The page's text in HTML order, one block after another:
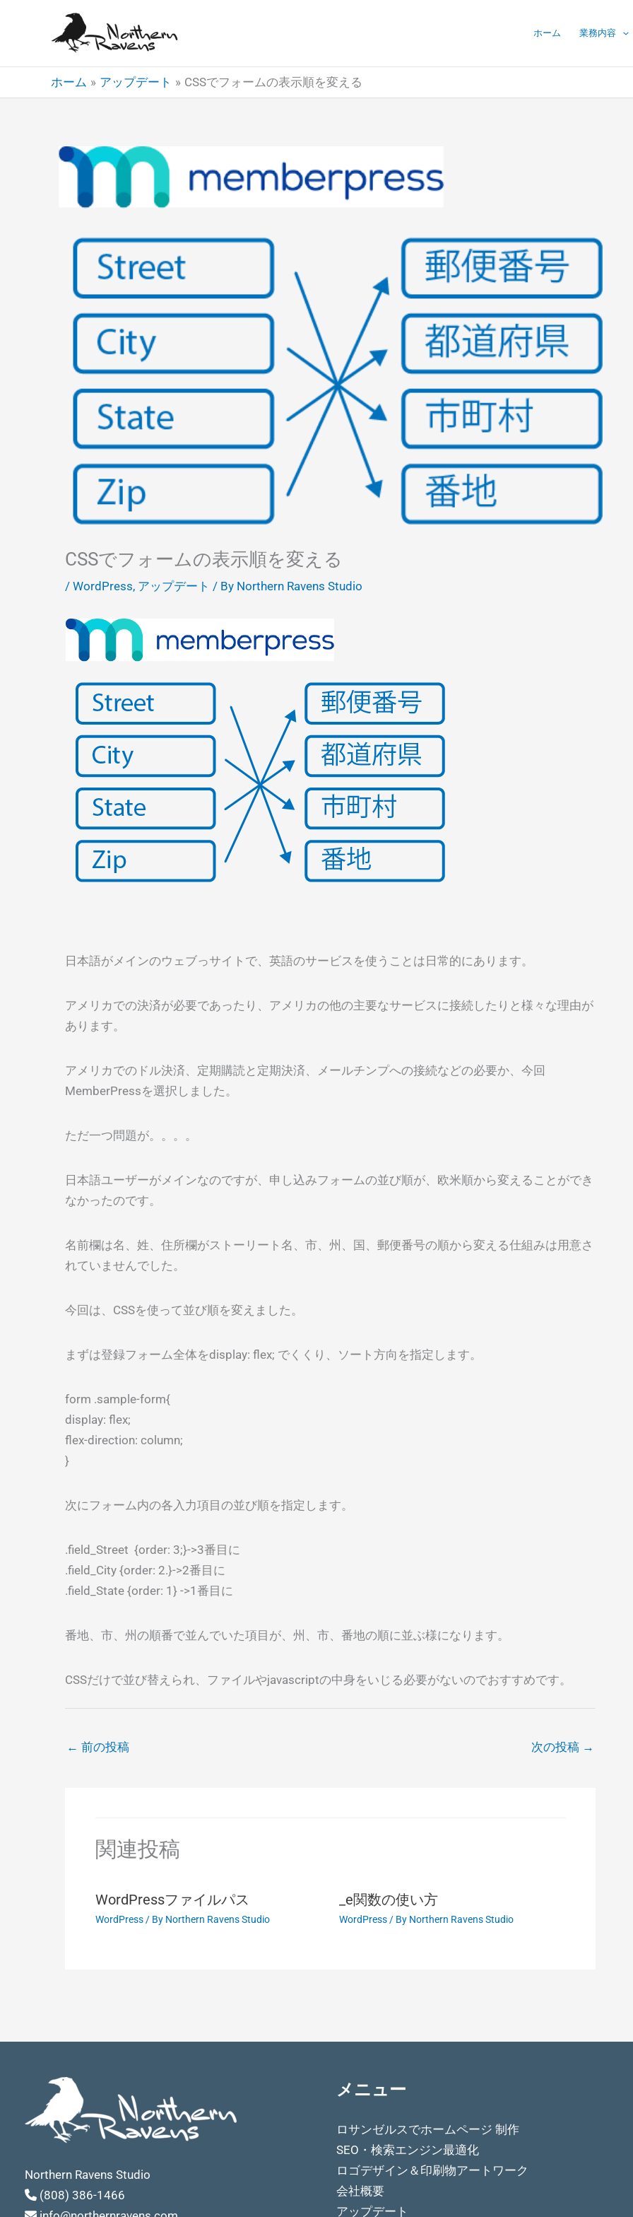
ス
ホーム 業務内容
ホーム アップデート CSSでフォームの表示順を変える
CSSでフォームの表示順を変える
/ WordPress, アップデート / By Northern Ravens Studio
日本語がメインのウェブっサイトで、英語のサービスを使うことは日常的にあります。
アメリカでの決済が必要であったり、アメリカの他の主要なサービスに接続したりと様々な理由が
あります。
アメリカでのドル決済、定期購読と定期決済、メールチンプへの接続などの必要か、今回
MemberPressを選択しました。
ただ一つ問題が。。。。
日本語ユーザーがメインなのですが、申し込みフォームの並び順が、欧米順から変えることができ
なかったのです。
名前欄は名、姓、住所欄がストーリート名、市、州、国、郵便番号の順から変える仕組みは用意さ
れていませんでした。
今回は、CSSを使って並び順を変えました。
まずは登録フォーム全体をdisplay: flex; でくくり、ソート方向を指定します。
form .sample-form{
display: flex;
flex-direction: column;
}
次にフォーム内の各入力項目の並び順を指定します。
.field_Street {order: 3;}->3番目に
.field_City {order: 2.}->2番目に
.field_State {order: 1} ->1番目に
番地、市、州の順番で並んでいた項目が、州、市、番地の順に並ぶ様になります。
CSSだけで並び替えられ、ファイルやjavascriptの中身をいじる必要がないのでおすすめです。
← 前の投稿 次の投稿 →
関連投稿
WordPressファイルパス
WordPress/ By Northern Ravens Studio
_e関数の使い方
WordPress / By Northern Ravens Studio
Northern Ravens Studio
(808) 386-1466
メニュー
ロサンゼルスでホームページ 制作
SEO・検索エンジン最適化
ロゴデザイン＆印刷物アートワーク
会社概要
アップデート